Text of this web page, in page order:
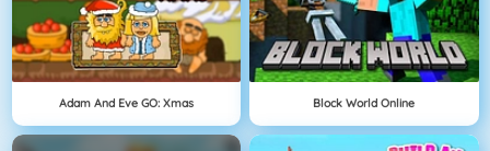
Adam And Eve GO: Xmas Block World Online